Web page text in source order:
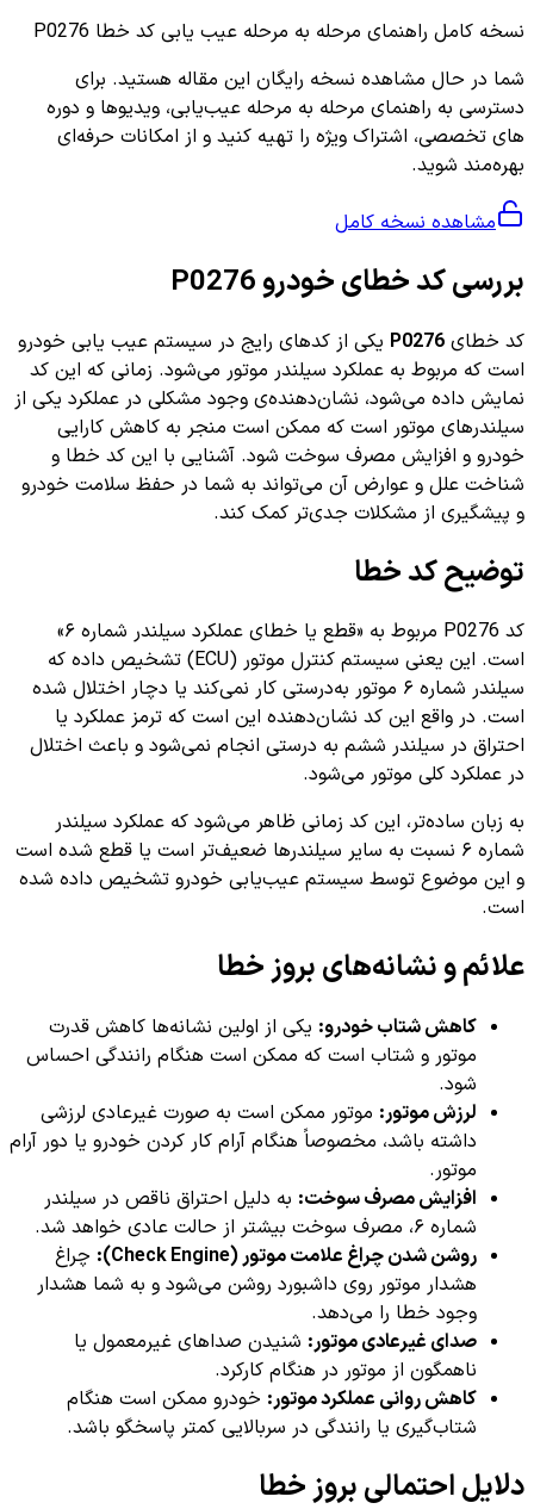
نسخه کامل راهنمای مرحله به مرحله عیب یابی کد خطا P0276
شما در حال مشاهده نسخه رایگان این مقاله هستید. برای
دسترسی به راهنمای مرحله به مرحله عیب‌یابی، ویدیوها و دوره
های تخصصی، اشتراک ویژه را تهیه کنید و از امکانات حرفه‌ای
بهره‌مند شوید.
مشاهده نسخه کامل
بررسی کد خطای خودرو P0276
کد خطای P0276 یکی از کدهای رایج در سیستم عیب یابی خودرو
است که مربوط به عملکرد سیلندر موتور می‌شود. زمانی که این کد
نمایش داده می‌شود، نشان‌دهنده‌ی وجود مشکلی در عملکرد یکی از
سیلندرهای موتور است که ممکن است منجر به کاهش کارایی
خودرو و افزایش مصرف سوخت شود. آشنایی با این کد خطا و
شناخت علل و عوارض آن می‌تواند به شما در حفظ سلامت خودرو
و پیشگیری از مشکلات جدی‌تر کمک کند.
توضیح کد خطا
کد P0276 مربوط به «قطع یا خطای عملکرد سیلندر شماره ۶»
است. این یعنی سیستم کنترل موتور (ECU) تشخیص داده که
سیلندر شماره ۶ موتور به‌درستی کار نمی‌کند یا دچار اختلال شده
است. در واقع این کد نشان‌دهنده این است که ترمز عملکرد یا
احتراق در سیلندر ششم به درستی انجام نمی‌شود و باعث اختلال
در عملکرد کلی موتور می‌شود.
به زبان ساده‌تر، این کد زمانی ظاهر می‌شود که عملکرد سیلندر
شماره ۶ نسبت به سایر سیلندرها ضعیف‌تر است یا قطع شده است
و این موضوع توسط سیستم عیب‌یابی خودرو تشخیص داده شده
است.
علائم و نشانه‌های بروز خطا
کاهش شتاب خودرو: یکی از اولین نشانه‌ها کاهش قدرت
موتور و شتاب است که ممکن است هنگام رانندگی احساس
شود.
لرزش موتور: موتور ممکن است به صورت غیرعادی لرزشی
داشته باشد، مخصوصاً هنگام آرام کار کردن خودرو یا دور آرام
موتور.
افزایش مصرف سوخت: به دلیل احتراق ناقص در سیلندر
شماره ۶، مصرف سوخت بیشتر از حالت عادی خواهد شد.
روشن شدن چراغ علامت موتور (Check Engine):
چراغ
هشدار موتور روی داشبورد روشن می‌شود و به شما هشدار
وجود خطا را می‌دهد.
صدای غیرعادی موتور: شنیدن صداهای غیرمعمول یا
ناهمگون از موتور در هنگام کارکرد.
کاهش روانی عملکرد موتور: خودرو ممکن است هنگام
شتاب‌گیری یا رانندگی در سربالایی کمتر پاسخگو باشد.
دلایل احتمالی بروز خطا